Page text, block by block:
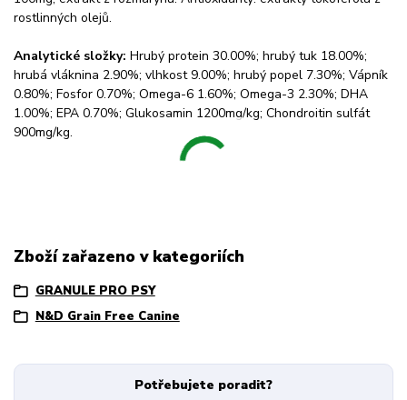
rostlinných olejů.
Analytické složky: Hrubý protein 30.00%; hrubý tuk 18.00%;
hrubá vláknina 2.90%; vlhkost 9.00%; hrubý popel 7.30%; Vápník
0.80%; Fosfor 0.70%; Omega-6 1.60%; Omega-3 2.30%; DHA
1.00%; EPA 0.70%; Glukosamin 1200mg/kg; Chondroitin sulfát
900mg/kg.
Zboží zařazeno v kategoriích
GRANULE PRO PSY
N&D Grain Free Canine
Potřebujete poradit?